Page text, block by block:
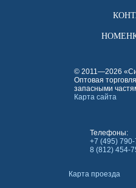
© 2011—2026
Оптовая
запасными
Карта сайта
Телефоны:
+7 (495)
8 (812) 454-
Карта проезда